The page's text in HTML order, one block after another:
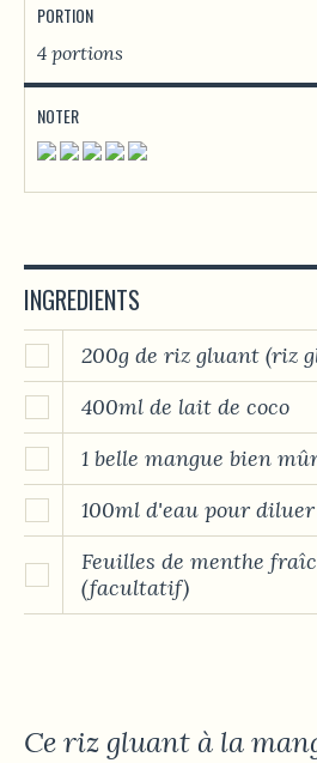
PORTION
4 portions
NOTER
INGREDIENTS
200g de riz gluant (riz
400ml de lait de coco
1 belle mangue bien
100ml d'eau pour diluer
Feuilles de menthe
(facultatif)
Ce riz gluant à la